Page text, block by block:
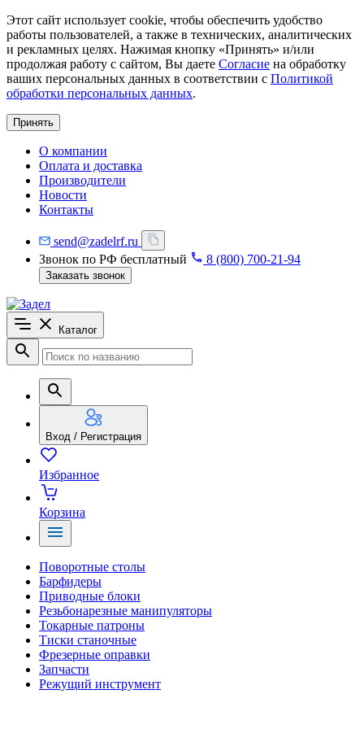
Этот сайт использует cookie, чтобы обеспечить удобство
работы пользователей, а также в технических, аналитических
и рекламных целях. Нажимая кнопку «Принять» и/или
продолжая работу с сайтом, Вы даете Согласие на обработку
ваших персональных данных в соответствии с Политикой
обработки персональных данных.
Принять
О компании
Оплата и доставка
Производители
Новости
Контакты
send@zadelrf.ru
Звонок по РФ бесплатный
8 (800) 700-21-94
Заказать звонок
Каталог
Вход / Регистрация
Избранное
Корзина
Поворотные столы
Барфидеры
Приводные блоки
Резьбонарезные манипуляторы
Токарные патроны
Тиски станочные
Фрезерные оправки
Запчасти
Режущий инструмент